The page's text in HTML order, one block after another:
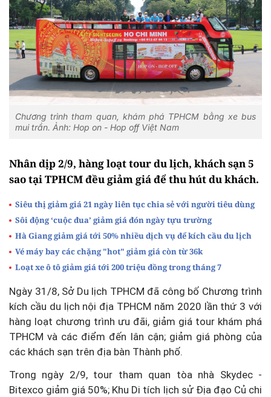
Chương trình tham quan, khám phá TPHCM bằng xe bus
mui trần. Ảnh: Hop on - Hop off Việt Nam
Nhân dịp 2/9, hàng loạt tour du lịch, khách sạn 5
sao tại TPHCM đều giảm giá để thu hút du khách.
Siêu thị giảm giá 21 ngày liên tục chia sẻ với người tiêu dùng
Sôi động ‘cuộc đua’ giảm giá đón ngày tựu trường
Hà Giang giảm giá tới 50% nhiều dịch vụ để kích cầu du lịch
Vé máy bay các chặng "hot" giảm giá còn từ 36k
Loạt xe ô tô giảm giá tới 200 triệu đồng trong tháng 7
Ngày 31/8, Sở Du lịch TPHCM đã công bố Chương trình
kích cầu du lịch nội địa TPHCM năm 2020 lần thứ 3 với
hàng loạt chương trình ưu đãi, giảm giá tour khám phá
TPHCM và các điểm đến lân cận; giảm giá phòng của
các khách sạn trên địa bàn Thành phố.
Trong ngày 2/9, tour tham quan tòa nhà Skydec -
Bitexco giảm giá 50%; Khu Di tích lịch sử Địa đạo Củ chi